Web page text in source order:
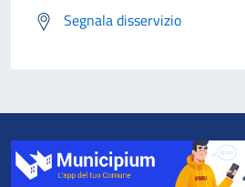
Segnala disservizio